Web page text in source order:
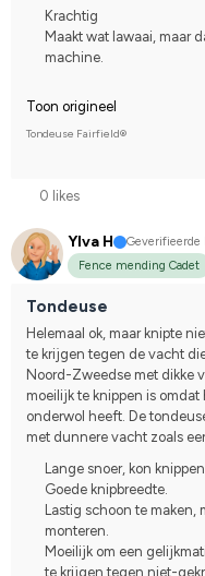
Krachtig
Maakt wat lawaai, maar
machine.
Toon origineel
Tondeuse Fairfield®
0 likes
Ylva H
Geverifieerde
Fence mending Cadet
Tondeuse
Helemaal ok, maar knipte
te krijgen tegen de vacht
Noord-Zweedse met dikke
moeilijk te knippen is
onderwol heeft. De
met dunnere vacht zoals
Lange snoer, kon
Goede knipbreedte.
Lastig schoon te maken,
monteren.
Moeilijk om een
te krijgen tegen niet-